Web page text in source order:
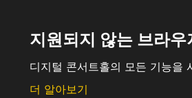
지원되지 않는 브라
디지털 콘서트홀의 모든 기능을
더 알아보기